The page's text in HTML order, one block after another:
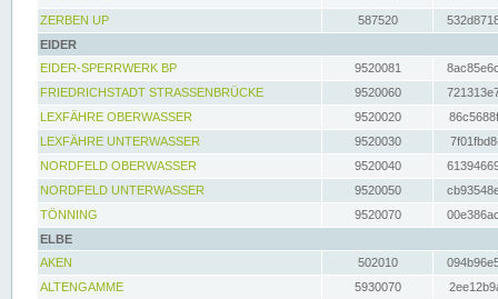
ZERBEN UP
587520
EIDER
EIDER-SPERRWERK BP
9520081
FRIEDRICHSTADT STRASSENBRÜCKE
9520060
LEXFÄHRE OBERWASSER
9520020
LEXFÄHRE UNTERWASSER
9520030
NORDFELD OBERWASSER
9520040
NORDFELD UNTERWASSER
9520050
TÖNNING
9520070
ELBE
AKEN
502010
ALTENGAMME
5930070